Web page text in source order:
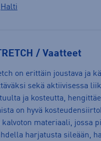
Halti
/ Vaatteet
on erittäin joustava ja
sekä aktiivisessa
ja kosteutta,
on hyvä
kalvoton materiaali, jossa
harjatusta sileään,